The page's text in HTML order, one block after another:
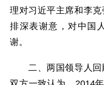
理对习近平主席和李
排深表谢意，对中国
谢。
二、两国领导人回